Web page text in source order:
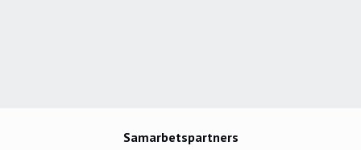
Samarbetspartners